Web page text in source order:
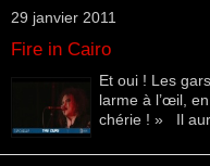
29 janvier 2011
Fire in Cairo
Et oui ! Les
larme à l’œil,
chérie ! » Il